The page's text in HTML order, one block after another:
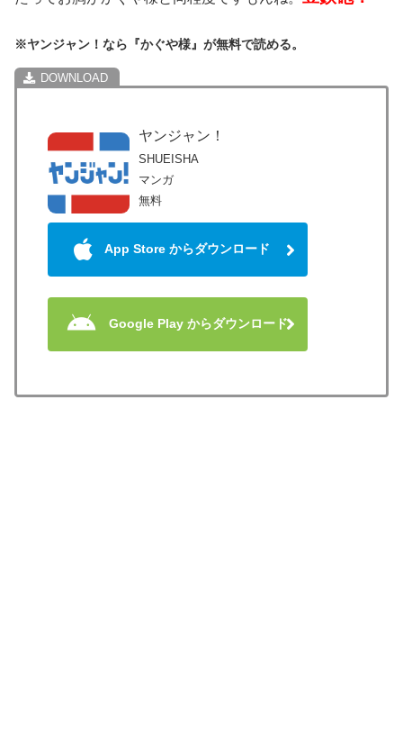
※ヤンジャン！なら『かぐや様』が無料で読める。
ヤンジャン！
SHUEISHA
マンガ
無料
App Store からダウンロード
Google Play からダウンロード